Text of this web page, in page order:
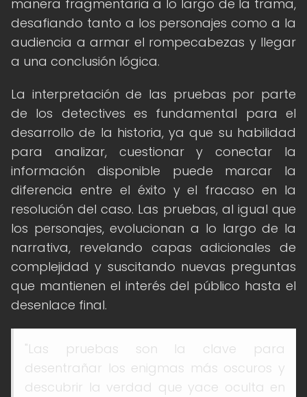
manera fragmentaria a lo largo de la trama,
desafiando tanto a los personajes como a la
audiencia a armar el rompecabezas y llegar
a una conclusión lógica.
La interpretación de las pruebas por parte
de los detectives es fundamental para el
desarrollo de la historia, ya que su habilidad
para analizar, cuestionar y conectar la
información disponible puede marcar la
diferencia entre el éxito y el fracaso en la
resolución del caso. Las pruebas, al igual que
los personajes, evolucionan a lo largo de la
narrativa, revelando capas adicionales de
complejidad y suscitando nuevas preguntas
que mantienen el interés del público hasta el
desenlace final.
"Las pruebas son la clave para
desentrañar los enigmas más oscuros y
descubrir la verdad que yace oculta en